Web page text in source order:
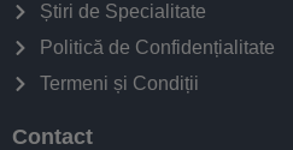
Știri de Specialitate
Politică de Confidențialitate
Termeni și Condiții
Contact